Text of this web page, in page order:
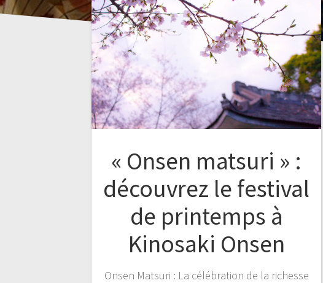
« Onsen matsuri » :
découvrez le festival
de printemps à
Kinosaki Onsen
Onsen Matsuri : La célébration de la richesse